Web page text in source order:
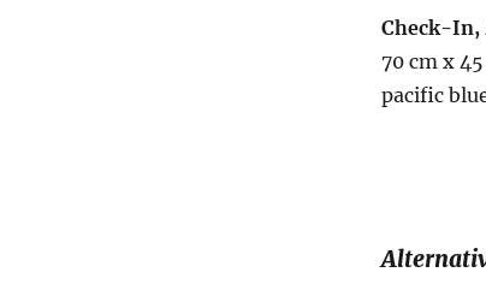
Check-In,
70 cm x
pacific